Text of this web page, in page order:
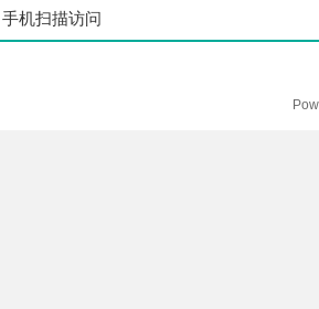
手机扫描访问